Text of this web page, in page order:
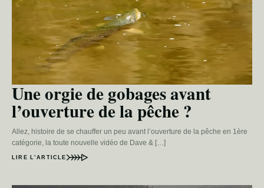
Une orgie de gobages avant
l’ouverture de la pêche ?
Allez, histoire de se chauffer un peu avant l’ouverture de la pêche en 1ère
catégorie, la toute nouvelle vidéo de Dave & […]
LIRE L’ARTICLE